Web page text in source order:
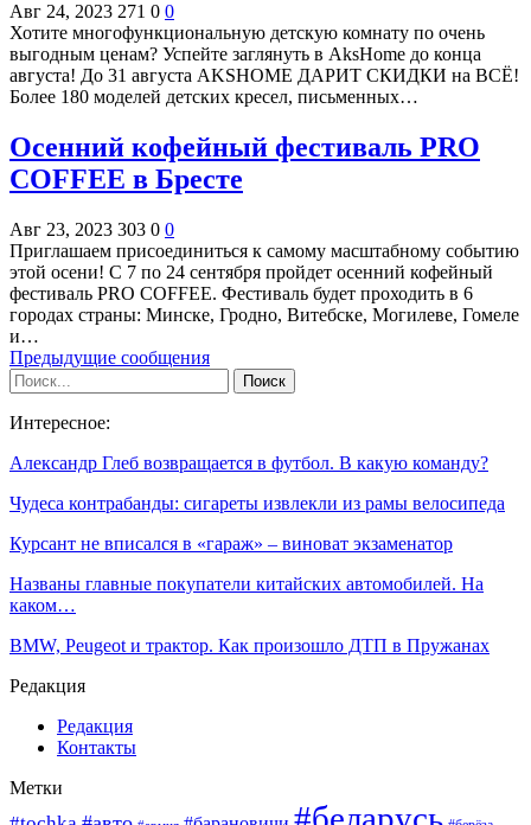
Авг 24, 2023 271 0 0
Хотите многофункциональную детскую комнату по очень
выгодным ценам? Успейте заглянуть в AksHome до конца
августа! До 31 августа AKSHOME ДАРИТ СКИДКИ на ВСЁ!
Более 180 моделей детских кресел, письменных…
Осенний кофейный фестиваль PRO
COFFEE в Бресте
Авг 23, 2023 303 0 0
Приглашаем присоединиться к самому масштабному событию
этой осени! С 7 по 24 сентября пройдет осенний кофейный
фестиваль PRO COFFEE. Фестиваль будет проходить в 6
городах страны: Минске, Гродно, Витебске, Могилеве, Гомеле
и…
Предыдущие сообщения
Интересное:
Александр Глеб возвращается в футбол. В какую команду?
Чудеса контрабанды: сигареты извлекли из рамы велосипеда
Курсант не вписался в «гараж» – виноват экзаменатор
Названы главные покупатели китайских автомобилей. На
каком…
BMW, Peugeot и трактор. Как произошло ДТП в Пружанах
Редакция
Редакция
Контакты
Метки